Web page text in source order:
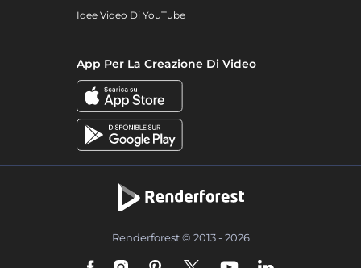
Idee Video Di YouTube
App Per La Creazione Di Video
Renderforest © 2013 - 2026